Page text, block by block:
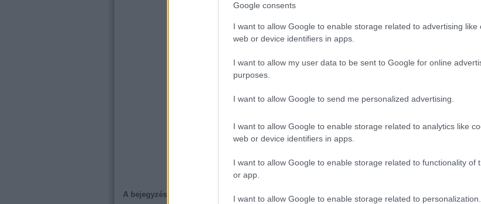
Google consents
I want to allow Google to enable storage related to advertising like
web or device identifiers in apps.
I want to allow my user data to be sent to Google for online
purposes.
I want to allow Google to send me personalized advertising.
I want to allow Google to enable storage related to analytics like
web or device identifiers in apps.
I want to allow Google to enable storage related to functionality of
or app.
I want to allow Google to enable storage related to personalization.
riadó! India lehet
A bejegyzés trackback címe: